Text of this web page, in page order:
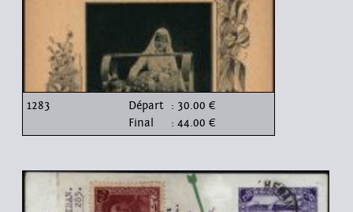
1283 Départ : 30.00 €
Final
: 44.00 €